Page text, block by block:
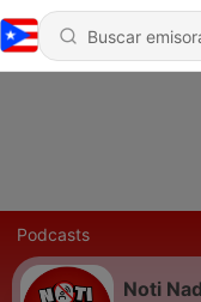
Podcasts
Noti